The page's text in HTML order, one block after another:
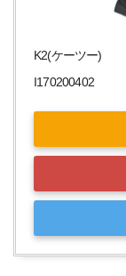
K2(ケーツー)
I170200402